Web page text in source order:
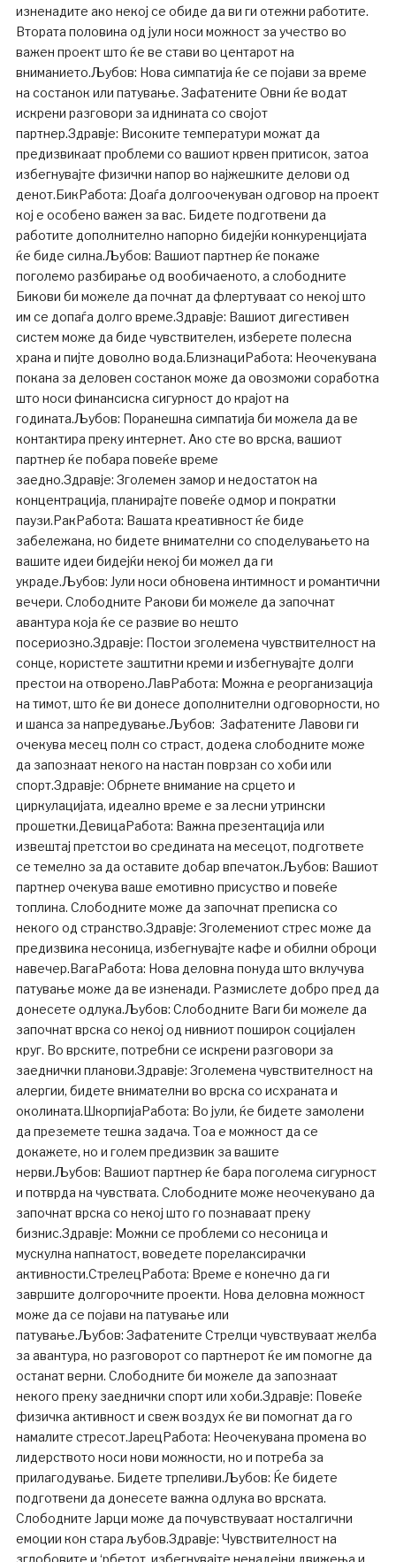
изненадите ако некој се обиде да ви ги отежни работите.
Втората половина од јули носи можност за учество во
важен проект што ќе ве стави во центарот на
вниманието.Љубов: Нова симпатија ќе се појави за време
на состанок или патување. Зафатените Овни ќе водат
искрени разговори за иднината со својот
партнер.Здравје: Високите температури можат да
предизвикаат проблеми со вашиот крвен притисок, затоа
избегнувајте физички напор во најжешките делови од
денот.БикРабота: Доаѓа долгоочекуван одговор на проект
кој е особено важен за вас. Бидете подготвени да
работите дополнително напорно бидејќи конкуренцијата
ќе биде силна.Љубов: Вашиот партнер ќе покаже
поголемо разбирање од вообичаеното, а слободните
Бикови би можеле да почнат да флертуваат со некој што
им се допаѓа долго време.Здравје: Вашиот дигестивен
систем може да биде чувствителен, изберете полесна
храна и пијте доволно вода.БлизнациРабота: Неочекувана
покана за деловен состанок може да овозможи соработка
што носи финансиска сигурност до крајот на
годината.Љубов: Поранешна симпатија би можела да ве
контактира преку интернет. Ако сте во врска, вашиот
партнер ќе побара повеќе време
заедно.Здравје: Зголемен замор и недостаток на
концентрација, планирајте повеќе одмор и пократки
паузи.РакРабота: Вашата креативност ќе биде
забележана, но бидете внимателни со споделувањето на
вашите идеи бидејќи некој би можел да ги
украде.Љубов: Јули носи обновена интимност и романтични
вечери. Слободните Ракови би можеле да започнат
авантура која ќе се развие во нешто
посериозно.Здравје: Постои зголемена чувствителност на
сонце, користете заштитни креми и избегнувајте долги
престои на отворено.ЛавРабота: Можна е реорганизација
на тимот, што ќе ви донесе дополнителни одговорности, но
и шанса за напредување.Љубов: Зафатените Лавови ги
очекува месец полн со страст, додека слободните може
да запознаат некого на настан поврзан со хоби или
спорт.Здравје: Обрнете внимание на срцето и
циркулацијата, идеално време е за лесни утрински
прошетки.ДевицаРабота: Важна презентација или
извештај претстои во средината на месецот, подгответе
се темелно за да оставите добар впечаток.Љубов: Вашиот
партнер очекува ваше емотивно присуство и повеќе
топлина. Слободните може да започнат преписка со
некого од странство.Здравје: Зголемениот стрес може да
предизвика несоница, избегнувајте кафе и обилни оброци
навечер.ВагаРабота: Нова деловна понуда што вклучува
патување може да ве изненади. Размислете добро пред да
донесете одлука.Љубов: Слободните Ваги би можеле да
започнат врска со некој од нивниот поширок социјален
круг. Во врските, потребни се искрени разговори за
заеднички планови.Здравје: Зголемена чувствителност на
алергии, бидете внимателни во врска со исхраната и
околината.ШкорпијаРабота: Во јули, ќе бидете замолени
да преземете тешка задача. Тоа е можност да се
докажете, но и голем предизвик за вашите
нерви.Љубов: Вашиот партнер ќе бара поголема сигурност
и потврда на чувствата. Слободните може неочекувано да
започнат врска со некој што го познаваат преку
бизнис.Здравје: Можни се проблеми со несоница и
мускулна напнатост, воведете порелаксирачки
активности.СтрелецРабота: Време е конечно да ги
завршите долгорочните проекти. Нова деловна можност
може да се појави на патување или
патување.Љубов: Зафатените Стрелци чувствуваат желба
за авантура, но разговорот со партнерот ќе им помогне да
останат верни. Слободните би можеле да запознаат
некого преку заеднички спорт или хоби.Здравје: Повеќе
физичка активност и свеж воздух ќе ви помогнат да го
намалите стресот.ЈарецРабота: Неочекувана промена во
лидерството носи нови можности, но и потреба за
прилагодување. Бидете трпеливи.Љубов: Ќе бидете
подготвени да донесете важна одлука во врската.
Слободните Јарци може да почувствуваат носталгични
емоции кон стара љубов.Здравје: Чувствителност на